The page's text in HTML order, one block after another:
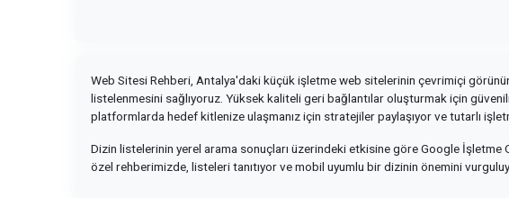
Web Sitesi Rehberi, Antalya'daki küçük işletme web sitelerinin çevrimiçi
listelenmesini sağlıyoruz. Yüksek kaliteli geri bağlantılar oluşturmak için
platformlarda hedef kitlenize ulaşmanız için stratejiler paylaşıyor ve tutarlı
Dizin listelerinin yerel arama sonuçları üzerindeki etkisine göre Google
özel rehberimizde, listeleri tanıtıyor ve mobil uyumlu bir dizinin önemini